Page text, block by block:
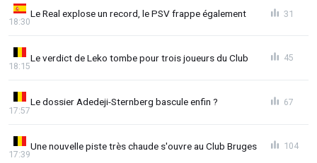
Le Real explose un record, le PSV frappe également
18:30
31
Le verdict de Leko tombe pour trois joueurs du Club
18:15
45
Le dossier Adedeji-Sternberg bascule enfin ?
17:57
67
Une nouvelle piste très chaude s'ouvre au Club Bruges
17:39
104